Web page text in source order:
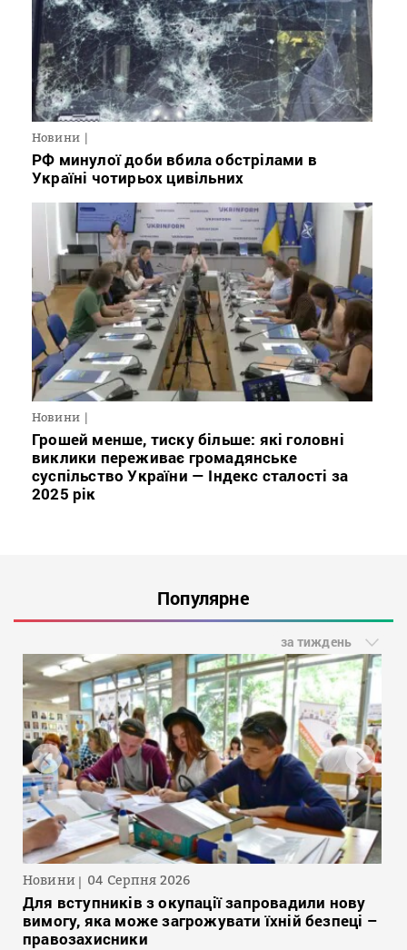
Новини
РФ минулої доби вбила обстрілами в
Україні чотирьох цивільних
Новини
Грошей менше, тиску більше: які головні
виклики переживає громадянське
суспільство України — Індекс сталості за
2025 рік
Популярне
за тиждень
Новини 04 Серпня 2026
Для вступників з окупації запровадили нову
вимогу, яка може загрожувати їхній безпеці –
правозахисники